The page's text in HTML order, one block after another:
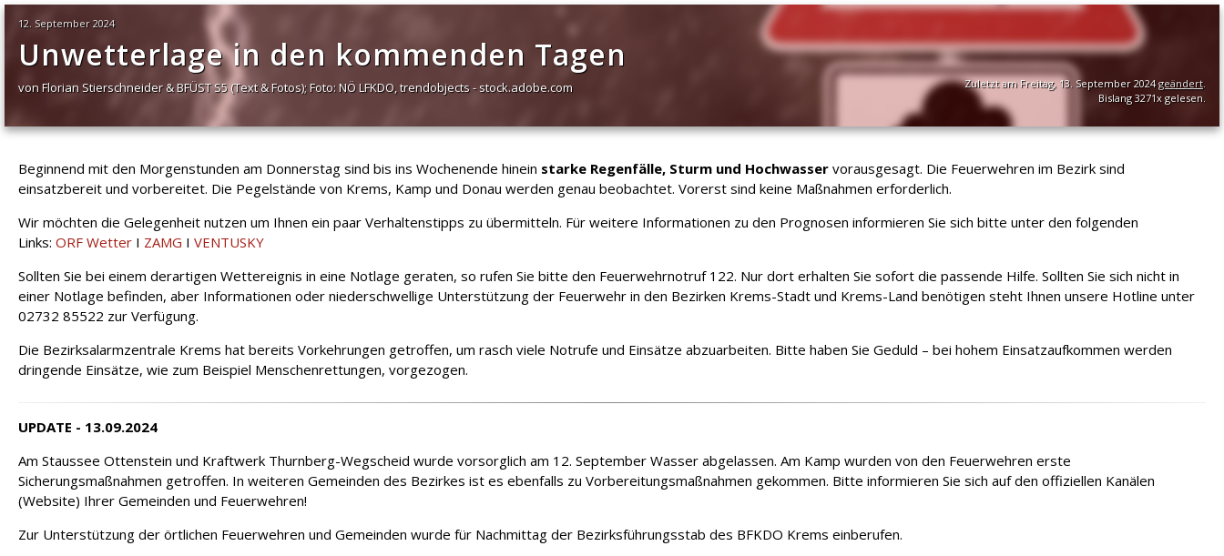
12. September 2024
Unwetterlage in den kommenden Tagen
von Florian Stierschneider & BFÜST S5 (Text & Fotos); Foto: NÖ LFKDO, trendobjects - stock.adobe.com Zuletzt am Freitag, 13. September 2024geändert.
Bislang 3271x gelesen.
Beginnend mit den Morgenstunden am Donnerstag sind bis ins Wochenende hinein starke Regenfälle, Sturm und Hochwasser vorausgesagt. Die Feuerwehren im Bezirk sind
einsatzbereit und vorbereitet. Die Pegelstände von Krems, Kamp und Donau werden genau beobachtet. Vorerst sind keine Maßnahmen erforderlich.
Wir möchten die Gelegenheit nutzen um Ihnen ein paar Verhaltenstipps zu übermitteln. Für weitere Informationen zu den Prognosen informieren Sie sich bitte unter den folgenden
Links: ORF Wetter I ZAMG I VENTUSKY
Sollten Sie bei einem derartigen Wettereignis in eine Notlage geraten, so rufen Sie bitte den Feuerwehrnotruf 122. Nur dort erhalten Sie sofort die passende Hilfe. Sollten Sie sich nicht in
einer Notlage befinden, aber Informationen oder niederschwellige Unterstützung der Feuerwehr in den Bezirken Krems-Stadt und Krems-Land benötigen steht Ihnen unsere Hotline unter
02732 85522 zur Verfügung.
Die Bezirksalarmzentrale Krems hat bereits Vorkehrungen getroffen, um rasch viele Notrufe und Einsätze abzuarbeiten. Bitte haben Sie Geduld – bei hohem Einsatzaufkommen werden
dringende Einsätze, wie zum Beispiel Menschenrettungen, vorgezogen.
UPDATE - 13.09.2024
Am Staussee Ottenstein und Kraftwerk Thurnberg-Wegscheid wurde vorsorglich am 12. September Wasser abgelassen. Am Kamp wurden von den Feuerwehren erste
Sicherungsmaßnahmen getroffen. In weiteren Gemeinden des Bezirkes ist es ebenfalls zu Vorbereitungsmaßnahmen gekommen. Bitte informieren Sie sich auf den offiziellen Kanälen
(Website) Ihrer Gemeinden und Feuerwehren!
Zur Unterstützung der örtlichen Feuerwehren und Gemeinden wurde für Nachmittag der Bezirksführungsstab des BFKDO Krems einberufen.